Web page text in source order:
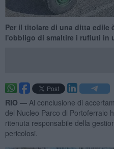
Per il titolare di una ditta edile
l'obbligo di smaltire i rufiuti in
RIO — Al conclusione di
del Nucleo Parco di Portoferraio
ritenuta responsabile della
pericolosi.